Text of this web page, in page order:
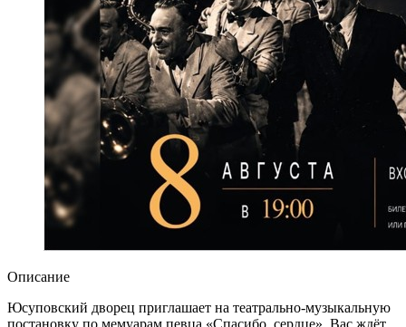
Описание
Юсуповский дворец приглашает на театрально-музыкальную